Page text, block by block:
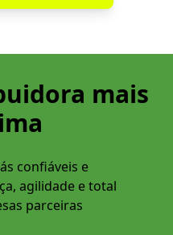
mais
confiáveis e
agilidade e total
parceiras